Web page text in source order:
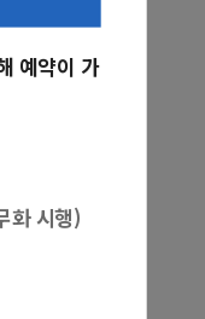
예약이 가
화 시행)